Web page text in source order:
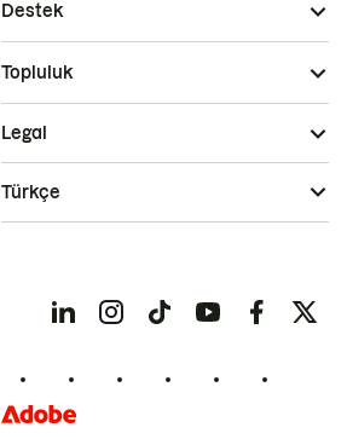
Destek
Topluluk
Legal
Türkçe